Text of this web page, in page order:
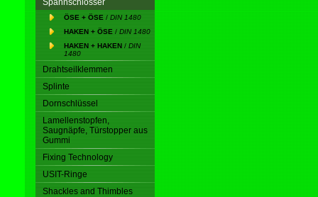
Spannschlösser
ÖSE + ÖSE / DIN 1480
HAKEN + ÖSE / DIN 1480
HAKEN + HAKEN / DIN
1480
Drahtseilklemmen
Splinte
Dornschlüssel
Lamellenstopfen,
Saugnäpfe, Türstopper aus
Gummi
Fixing Technology
USIT-Ringe
Shackles and Thimbles